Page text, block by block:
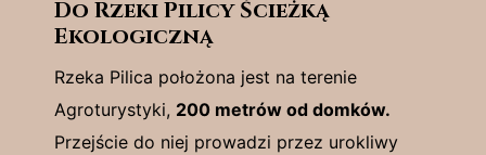
Do Rzeki Pilicy Ścieżką
Ekologiczną
Rzeka Pilica położona jest na terenie
Agroturystyki, 200 metrów od domków.
Przejście do niej prowadzi przez urokliwy